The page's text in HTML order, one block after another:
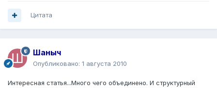
Цитата
Шаныч
Опубликовано: 1 августа 2010
Интересная статья...Много чего объединено. И структурный